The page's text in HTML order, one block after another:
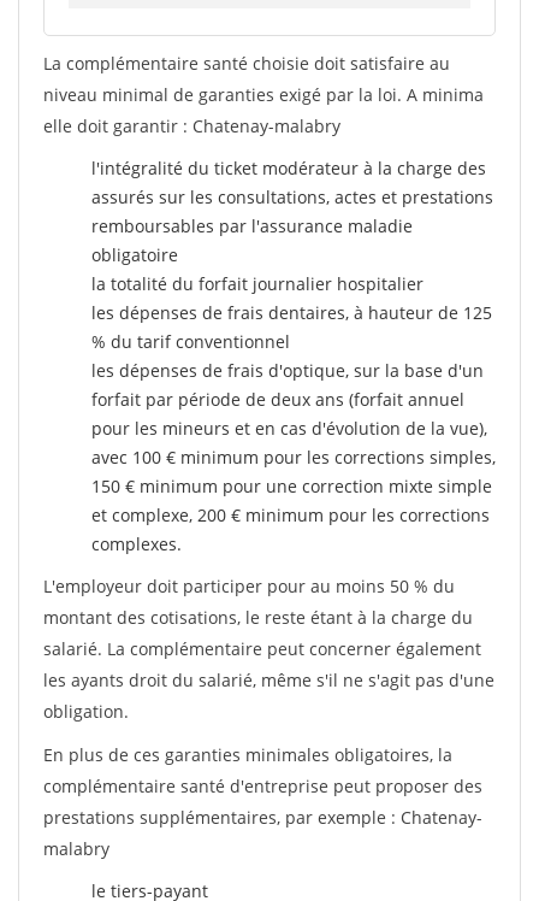
La complémentaire santé choisie doit satisfaire au
niveau minimal de garanties exigé par la loi. A minima
elle doit garantir : Chatenay-malabry
l'intégralité du ticket modérateur à la charge des
assurés sur les consultations, actes et prestations
remboursables par l'assurance maladie
obligatoire
la totalité du forfait journalier hospitalier
les dépenses de frais dentaires, à hauteur de 125
% du tarif conventionnel
les dépenses de frais d'optique, sur la base d'un
forfait par période de deux ans (forfait annuel
pour les mineurs et en cas d'évolution de la vue),
avec 100 € minimum pour les corrections simples,
150 € minimum pour une correction mixte simple
et complexe, 200 € minimum pour les corrections
complexes.
L'employeur doit participer pour au moins 50 % du
montant des cotisations, le reste étant à la charge du
salarié. La complémentaire peut concerner également
les ayants droit du salarié, même s'il ne s'agit pas d'une
obligation.
En plus de ces garanties minimales obligatoires, la
complémentaire santé d'entreprise peut proposer des
prestations supplémentaires, par exemple : Chatenay-
malabry
le tiers-payant